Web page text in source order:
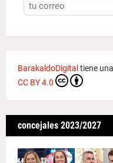
BarakaldoDigital tiene
CC BY 4.0
concejales 2023/2027